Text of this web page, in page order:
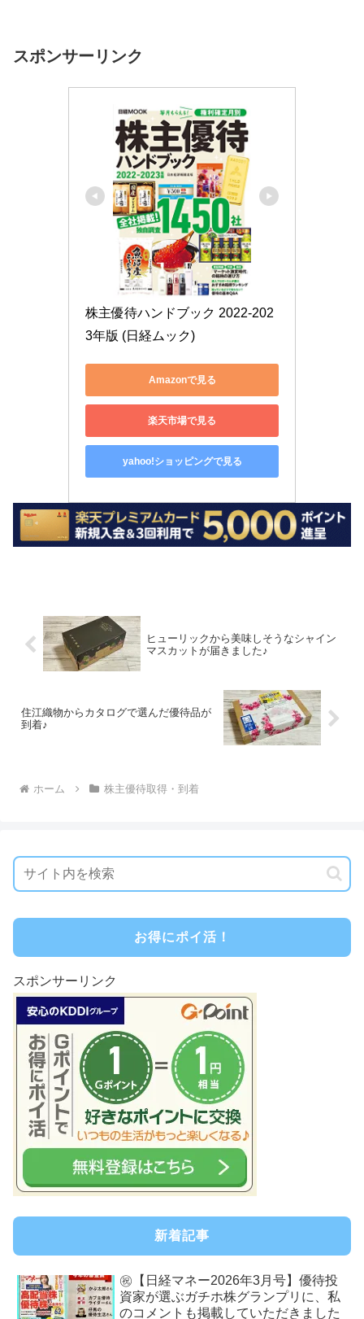
スポンサーリンク
株主優待ハンドブック 2022-202
3年版 (日経ムック)
Amazonで見る
楽天市場で見る
yahoo!ショッピングで見る
ヒューリックから美味しそうなシャイン
マスカットが届きました♪
住江織物からカタログで選んだ優待品が
到着♪
ホーム 株主優待取得・到着
お得にポイ活！
スポンサーリンク
新着記事
㊗【日経マネー2026年3月号】優待投
資家が選ぶガチホ株グランプリに、私
のコメントも掲載していただきました